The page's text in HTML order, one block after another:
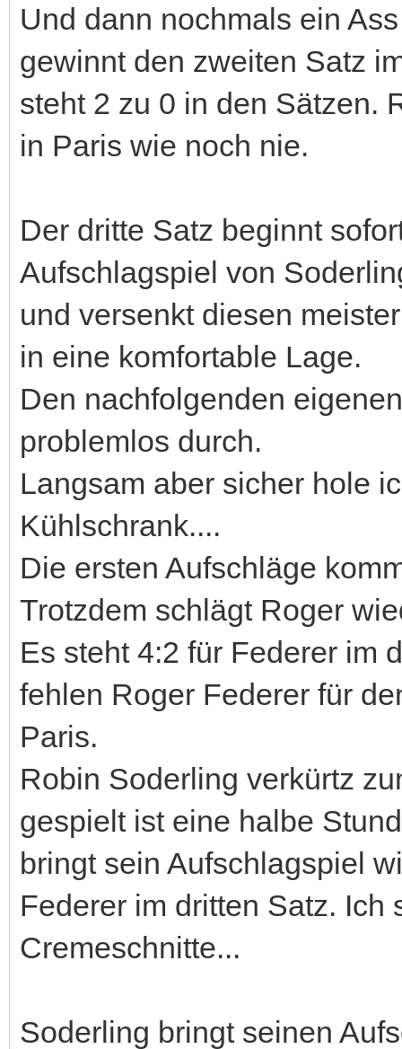
Und dann nochmals ein
gewinnt den zweiten Satz
steht 2 zu 0 in den Sätzen.
in Paris wie noch nie.
Der dritte Satz beginnt
Aufschlagspiel von
und versenkt diesen
in eine komfortable Lage.
Den nachfolgenden
problemlos durch.
Langsam aber sicher hole
Kühlschrank....
Die ersten Aufschläge
Trotzdem schlägt Roger
Es steht 4:2 für Federer im
fehlen Roger Federer für
Paris.
Robin Soderling verkürtz
gespielt ist eine halbe
bringt sein Aufschlagspiel
Federer im dritten Satz. Ich
Cremeschnitte...
Soderling bringt seinen